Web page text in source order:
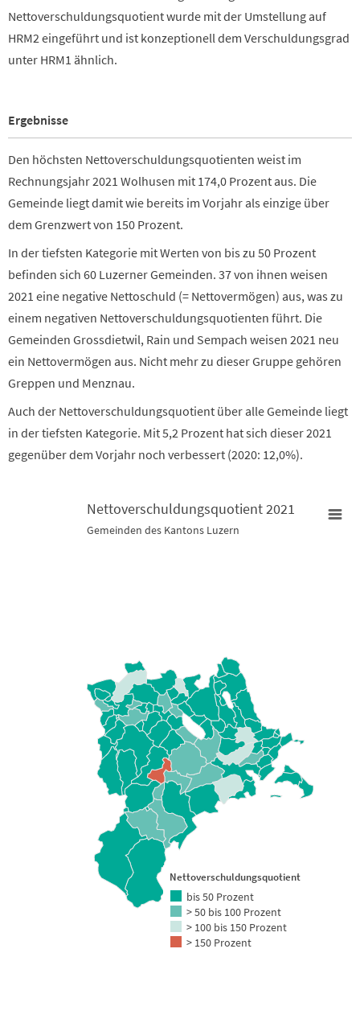
Nettoverschuldungsquotient wurde mit der Umstellung auf
HRM2 eingeführt und ist konzeptionell dem Verschuldungsgrad
unter HRM1 ähnlich.
Ergebnisse
Den höchsten Nettoverschuldungsquotienten weist im
Rechnungsjahr 2021 Wolhusen mit 174,0 Prozent aus. Die
Gemeinde liegt damit wie bereits im Vorjahr als einzige über
dem Grenzwert von 150 Prozent.
In der tiefsten Kategorie mit Werten von bis zu 50 Prozent
befinden sich 60 Luzerner Gemeinden. 37 von ihnen weisen
2021 eine negative Nettoschuld (= Nettovermögen) aus, was zu
einem negativen Nettoverschuldungsquotienten führt. Die
Gemeinden Grossdietwil, Rain und Sempach weisen 2021 neu
ein Nettovermögen aus. Nicht mehr zu dieser Gruppe gehören
Greppen und Menznau.
Auch der Nettoverschuldungsquotient über alle Gemeinde liegt
in der tiefsten Kategorie. Mit 5,2 Prozent hat sich dieser 2021
gegenüber dem Vorjahr noch verbessert (2020: 12,0%).
Nettoverschuldungsquotient 2021
Gemeinden des Kantons Luzern
bis 50 Prozent
> 50 bis 100 Prozent
> 100 bis 150 Prozent
> 150 Prozent
Nettoverschuldungsquotient